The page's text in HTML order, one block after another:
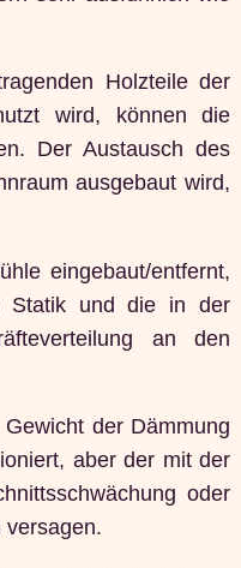
Holzteile der
wird, können die
Der Austausch des
ausgebaut wird,
eingebaut/entfernt,
Statik und die in der
an den
der Dämmung
aber der mit der
oder
versagen.